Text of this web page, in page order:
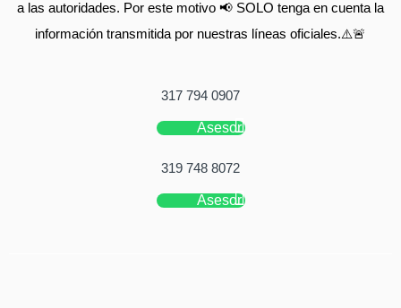
a las autoridades. Por este motivo 📢 SOLO tenga en cuenta la
información transmitida por nuestras líneas oficiales.⚠️🚨
317 794 0907
Asesor
319 748 8072
Asesor